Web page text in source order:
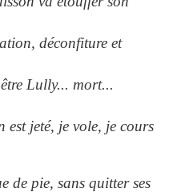
déconfiture et
Lully... mort...
est jeté, je vole, je cours
de pie, sans quitter ses